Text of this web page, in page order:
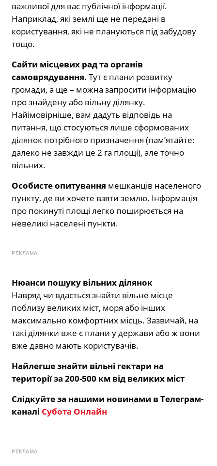
важливої для вас публічної інформації.
Наприклад, які землі ще не передані в
користування, які не плануються під забудову
тощо.
Сайти місцевих рад та органів
самоврядування. Тут є плани розвитку
громади, а ще – можна запросити інформацію
про знайдену або вільну ділянку.
Найімовірніше, вам дадуть відповідь на
питання, що стосуються лише сформованих
ділянок потрібного призначення (пам’ятайте:
далеко не завжди це 2 га площі), але точно
вільних.
Особисте опитування мешканців населеного
пункту, де ви хочете взяти землю. Інформація
про покинуті площі легко поширюється на
невеликі населені пункти.
РЕКЛАМА
Нюанси пошуку вільних ділянок
Навряд чи вдасться знайти вільне місце
поблизу великих міст, моря або інших
максимально комфортних місць. Зазвичай, на
такі ділянки вже є плани у держави або ж вони
вже давно мають користувачів.
Найлегше знайти вільні гектари на
території за 200-500 км від великих міст
Слідкуйте за нашими новинами в Телеграм-
каналі Субота Онлайн
РЕКЛАМА